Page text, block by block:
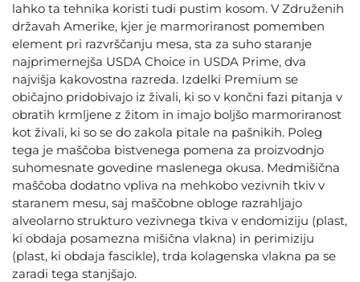
lahko ta tehnika koristi tudi pustim kosom. V Združenih
državah Amerike, kjer je marmoriranost pomemben
element pri razvrščanju mesa, sta za suho staranje
najprimernejša USDA Choice in USDA Prime, dva
najvišja kakovostna razreda. Izdelki Premium se
običajno pridobivajo iz živali, ki so v končni fazi pitanja v
obratih krmljene z žitom in imajo boljšo marmoriranost
kot živali, ki so se do zakola pitale na pašnikih. Poleg
tega je maščoba bistvenega pomena za proizvodnjo
suhomesnate govedine maslenega okusa. Medmišična
maščoba dodatno vpliva na mehkobo vezivnih tkiv v
staranem mesu, saj maščobne obloge razrahljajo
alveolarno strukturo vezivnega tkiva v endomiziju (plast,
ki obdaja posamezna mišična vlakna) in perimiziju
(plast, ki obdaja fascikle), trda kolagenska vlakna pa se
zaradi tega stanjšajo.